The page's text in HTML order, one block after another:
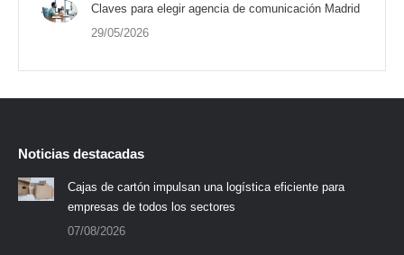
Claves para elegir agencia de comunicación Madrid
29/05/2026
Noticias destacadas
Cajas de cartón impulsan una logística eficiente para
empresas de todos los sectores
07/08/2026